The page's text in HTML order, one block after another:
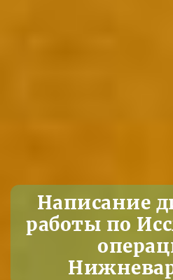
Написание
работы по